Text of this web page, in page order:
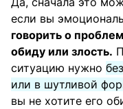
если вы
говорить о
обиду или злость.
ситуацию нужно
или в шутливой
вы не хотите его